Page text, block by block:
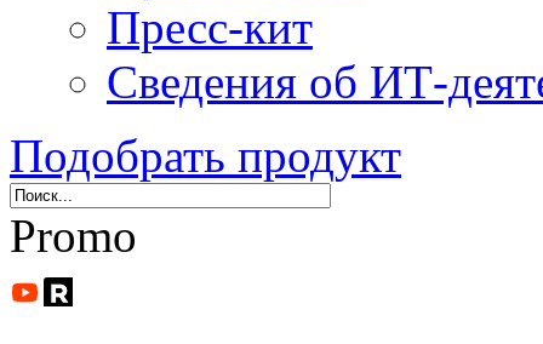
Пресс-кит
Сведения об ИТ-
Подобрать продукт
Promo